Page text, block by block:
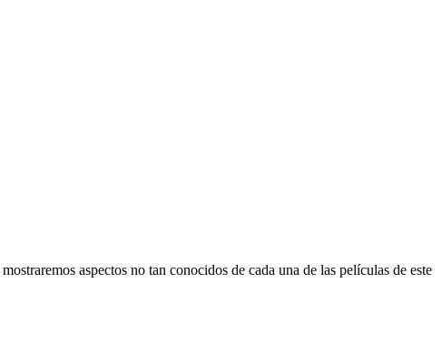
aspectos no tan conocidos de cada una de las películas de este